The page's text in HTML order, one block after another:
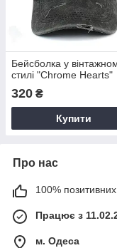
Бейсболка у
стилі "Chrome Hearts"
320 ₴
Купити
Про нас
100% позитивних
Працює з
м. Одеса